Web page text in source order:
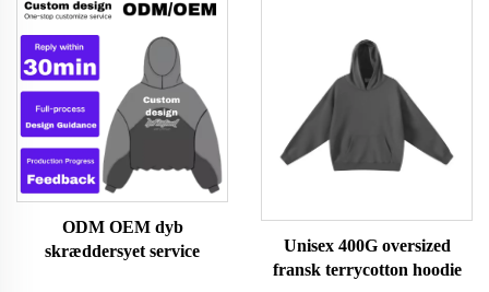
ODM OEM dyb
skræddersyet service
Unisex 400G oversized
fransk terrycotton hoodie